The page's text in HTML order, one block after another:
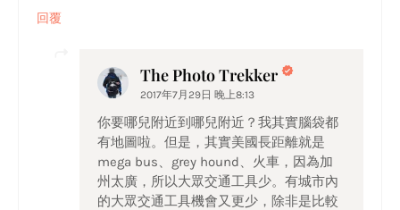
回覆
The Photo Trekker
2017年7月29日 晚上8:13
你要哪兒附近到哪兒附近？我其實腦袋都
有地圖啦。但是，其實美國長距離就是
mega bus、grey hound、火車，因為加
州太廣，所以大眾交通工具少。有城市內
的大眾交通工具機會又更少，除非是比較